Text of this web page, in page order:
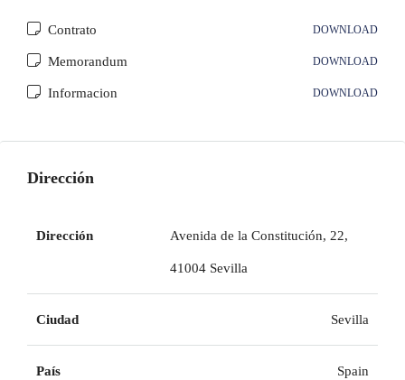
Contrato DOWNLOAD
Memorandum DOWNLOAD
Informacion DOWNLOAD
Dirección
Dirección Avenida de la Constitución, 22,
41004 Sevilla
Ciudad Sevilla
País Spain